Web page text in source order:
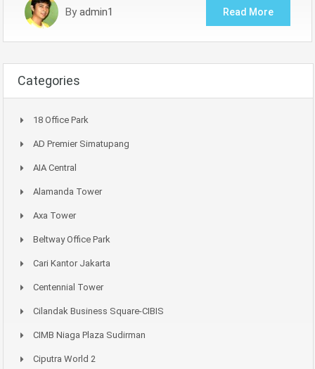
By admin1 Read More
Categories
18 Office Park
AD Premier Simatupang
AIA Central
Alamanda Tower
Axa Tower
Beltway Office Park
Cari Kantor Jakarta
Centennial Tower
Cilandak Business Square-CIBIS
CIMB Niaga Plaza Sudirman
Ciputra World 2